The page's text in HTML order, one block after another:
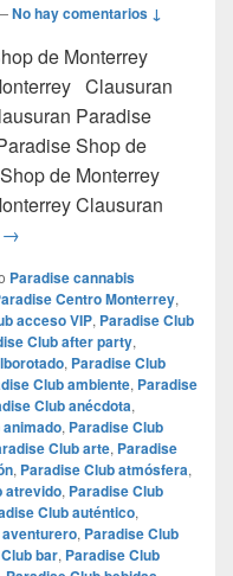
No hay comentarios ↓
de Monterrey
Clausuran
Paradise
Shop de
de Monterrey
Clausuran
Clausuran Paradise Shop
→
Paradise cannabis
Centro Monterrey,
acceso VIP, Paradise Club
Club after party,
, Paradise Club
Club ambiente, Paradise
Club anécdota,
, Paradise Club
Club arte, Paradise
, Paradise Club atmósfera,
atrevido, Paradise Club
Club auténtico,
, Paradise Club
bar, Paradise Club